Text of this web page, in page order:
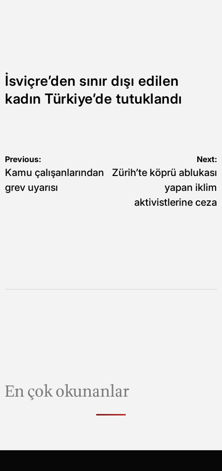
İsviçre’den sınır dışı edilen
kadın Türkiye’de tutuklandı
Yazı
gezinmesi
Previous:
Kamu çalışanlarından
grev uyarısı
Next:
Zürih’te köprü ablukası
yapan iklim
aktivistlerine ceza
En çok okunanlar